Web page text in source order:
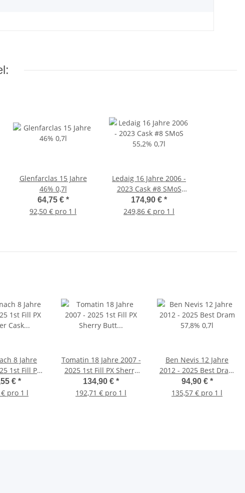
Glenfarclas 15 Jahre
46% 0,7l
64,75 € *
92,50 € pro 1 l
Ledaig 16 Jahre 2006 -
2023 Cask #8 SMoS
55,2% 0,7l
174,90 € *
249,86 € pro 1 l
8 Jahre
1st Fill PX
922 Best
0,7l
€ *
pro 1 l
Tomatin 18 Jahre 2007 -
2025 1st Fill PX Sherry
Butt #900227 Best
Dram 54,2% 0,7l
134,90 € *
192,71 € pro 1 l
Ben Nevis 12 Jahre
2012 - 2025 Best Dram
57,8% 0,7l
94,90 € *
135,57 € pro 1 l